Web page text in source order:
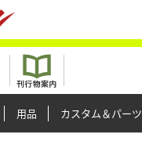
用品 カスタム＆パーツ